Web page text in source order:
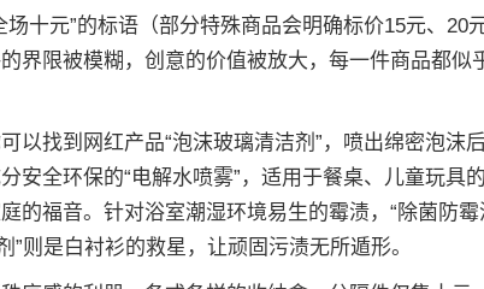
十元”的标语（部分特殊商品会明确标价15元、20
界限被模糊，创意的价值被放大，每一件商品都似
以找到网红产品“泡沫玻璃清洁剂”，喷出绵密泡沫
安全环保的“电解水喷雾”，适用于餐桌、儿童玩具的
的福音。针对浴室潮湿环境易生的霉渍，“除菌防霉
”则是白衬衫的救星，让顽固污渍无所遁形。